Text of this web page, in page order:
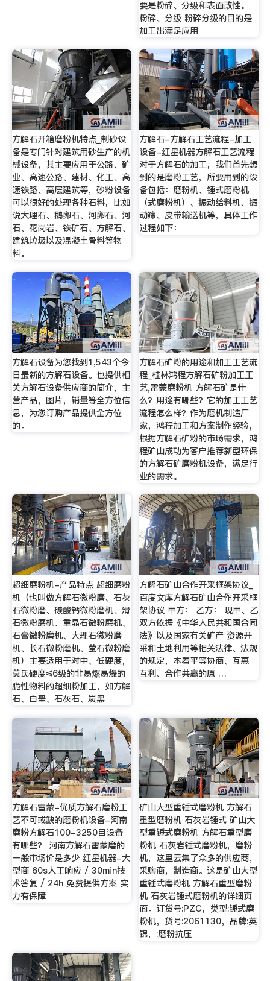
要是粉碎、分级和表面改性。
粉碎、分级 粉碎分级的目的是
加工出满足应用
方解石开箱磨粉机特点_制砂设
备是专门针对建筑用砂生产的机
械设备，其主要应用于公路、矿
业、高速公路、建材、化工、高
速铁路、高层建筑等，砂粉设备
可以很好的处理各种石料，比如
说大理石、鹅卵石、河卵石、河
石、花岗岩、铁矿石、方解石、
建筑垃圾以及混凝土骨料等物
料。
方解石-方解石工艺流程-加工
设备-红星机器方解石工艺流程
对于方解石的加工，我们首先想
到的是磨粉工艺，所要用到的设
备包括：磨粉机、锤式磨粉机
（式磨粉机）、振动给料机、振
动筛、皮带输送机等，具体工作
过程如下：
方解石设备为您找到1,543个今
日最新的方解石设备。也提供相
关方解石设备供应商的简介，主
营产品，图片，销量等全方位信
息，为您订购产品提供全方位
的。
方解石矿粉的用途和加工工艺流
程_桂林鸿程方解石矿粉加工工
艺,雷蒙磨粉机 方解石矿是什
么？用途有哪些？它的加工工艺
流程怎么样？作为磨机制造厂
家，鸿程加工和方案制作经验，
根据方解石矿粉的市场需求，鸿
程矿山成功为客户推荐新型环保
的方解石矿磨粉机设备，满足行
业的需求。
超细磨粉机-产品特点 超细磨粉
机（也叫做方解石微粉磨、石灰
石微粉磨、碳酸钙微粉磨机、滑
石微粉磨机、重晶石微粉磨机、
石膏微粉磨机、大理石微粉磨
机、长石微粉磨机、萤石微粉磨
机）主要适用于对中、低硬度，
莫氏硬度≤6级的非易燃易爆的
脆性物料的超细粉加工，如方解
石、白垩、石灰石、炭黑
方解石矿山合作开采框架协议_
百度文库方解石矿山合作开采框
架协议 甲方： 乙方： 现甲、乙
双方依据《中华人民共和国合同
法》以及国家有关矿产 资源开
采和土地利用等相关法律、法规
的规定，本着平等协商、互惠
互利、合作共赢的原 …
方解石雷蒙-优质方解石磨粉工
艺不可或缺的磨粉机设备-河南
磨粉方解石100-3250目设备
有哪些？ 河南方解石雷蒙磨的
一般市场价是多少 红星机器-大
型商 60s人工响应 / 30min技
术答复 / 24h 免费提供方案 实
力有保障
矿山大型重锤式磨粉机 方解石
重型磨粉机 石灰岩锤式 矿山大
型重锤式磨粉机 方解石重型磨
粉机 石灰岩锤式磨粉机，磨粉
机，这里云集了众多的供应商，
采购商，制造商。这是矿山大型
重锤式磨粉机 方解石重型磨粉
机 石灰岩锤式磨粉机的详细页
面。订货号:PZC，类型:锤式磨
粉机，货号:2061130，品牌:英
锦，:磨粉抗压